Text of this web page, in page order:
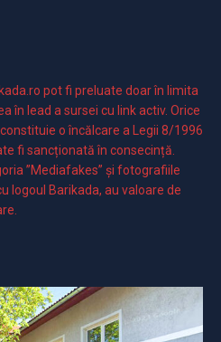
pot fi preluate doar în limita
în lead a sursei cu link activ. Orice
o încălcare a Legii 8/1996
fi sancționată în consecință.
”Mediafakes” și fotografiile
logoul Barikada, au valoare de